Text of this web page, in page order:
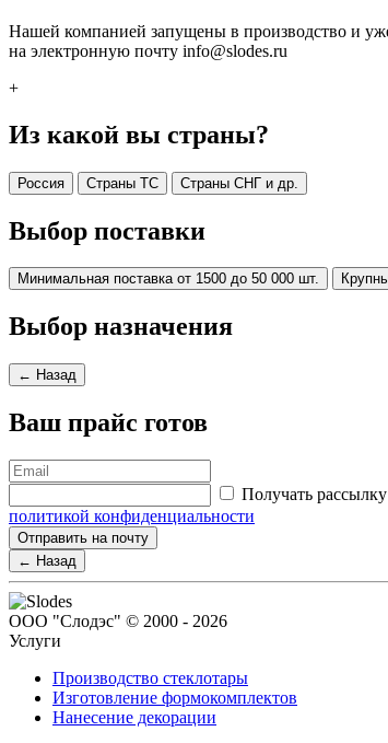
Нашей компанией запущены в производство и
на электронную почту info@slodes.ru
+
Из какой вы страны?
Россия Страны ТС Страны СНГ и др.
Выбор поставки
Минимальная поставка от 1500 до 50 000 шт.
Выбор назначения
← Назад
Ваш прайс готов
Получать
политикой конфиденциальности
Отправить на почту
← Назад
ООО "Слодэс" © 2000 - 2026
Услуги
Производство стеклотары
Изготовление формокомплектов
Нанесение декорации